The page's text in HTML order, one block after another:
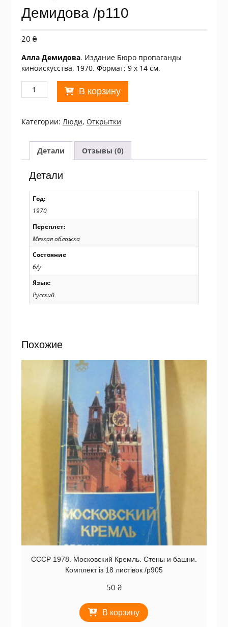
Демидова /p110
20 ₴
Алла Демидова. Издание Бюро пропаганды
киноискусства. 1970. Формат; 9 х 14 см.
Количество
товара
1970.
Демидова
/p110
В корзину
Категории: Люди, Открытки
Детали Отзывы (0)
Детали
Год:
1970
Переплет:
Мягкая обложка
Состояние
б/у
Язык:
Русский
Похожие
СССР 1978. Московский Кремль. Стены и башни.
Комплект із 18 листівок /р905
50 ₴
В корзину